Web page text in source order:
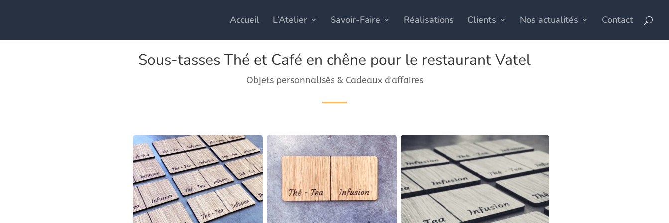
Accueil L’Atelier Savoir-Faire Réalisations Clients Nos actualités Contact
Sous-tasses Thé et Café en chêne pour le restaurant Vatel
Objets personnalisés & Cadeaux d'affaires